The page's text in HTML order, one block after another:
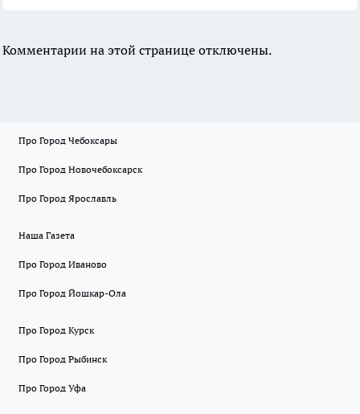
Комментарии на этой странице отключены.
Про Город Чебоксары
Про Город Новочебоксарск
Про Город Ярославль
Наша Газета
Про Город Иваново
Про Город Йошкар-Ола
Про Город Курск
Про Город Рыбинск
Про Город Уфа